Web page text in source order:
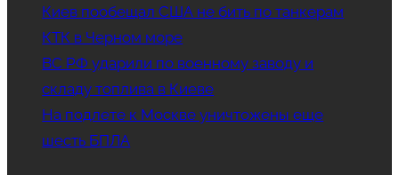
Киев пообещал США не бить по танкерам
КТК в Черном море
ВС РФ ударили по военному заводу и
складу топлива в Киеве
На подлете к Москве уничтожены еще
шесть БПЛА